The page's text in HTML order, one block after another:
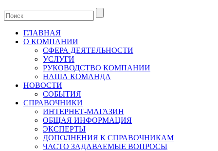
ГЛАВНАЯ
О КОМПАНИИ
СФЕРА ДЕЯТЕЛЬНОСТИ
УСЛУГИ
РУКОВОДСТВО КОМПАНИИ
НАША КОМАНДА
НОВОСТИ
СОБЫТИЯ
СПРАВОЧНИКИ
ИНТЕРНЕТ-МАГАЗИН
ОБЩАЯ ИНФОРМАЦИЯ
ЭКСПЕРТЫ
ДОПОЛНЕНИЯ К СПРАВОЧНИКАМ
ЧАСТО ЗАДАВАЕМЫЕ ВОПРОСЫ